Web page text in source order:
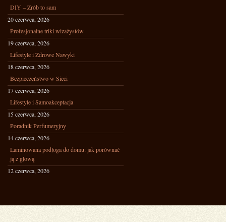
DIY – Zrób to sam
20 czerwca, 2026
Profesjonalne triki wizażystów
19 czerwca, 2026
Lifestyle i Zdrowe Nawyki
18 czerwca, 2026
Bezpieczeństwo w Sieci
17 czerwca, 2026
Lifestyle i Samoakceptacja
15 czerwca, 2026
Poradnik Perfumeryjny
14 czerwca, 2026
Laminowana podłoga do domu: jak porównać
ją z głową
12 czerwca, 2026